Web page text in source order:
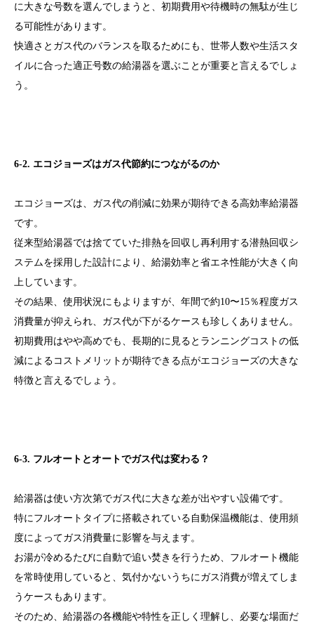
に大きな号数を選んでしまうと、初期費用や待機時の無駄が生じ
る可能性があります。
快適さとガス代のバランスを取るためにも、世帯人数や生活スタ
イルに合った適正号数の給湯器を選ぶことが重要と言えるでしょ
う。
6-2. エコジョーズはガス代節約につながるのか
エコジョーズは、ガス代の削減に効果が期待できる高効率給湯器
です。
従来型給湯器では捨てていた排熱を回収し再利用する潜熱回収シ
ステムを採用した設計により、給湯効率と省エネ性能が大きく向
上しています。
その結果、使用状況にもよりますが、年間で約10〜15％程度ガス
消費量が抑えられ、ガス代が下がるケースも珍しくありません。
初期費用はやや高めでも、長期的に見るとランニングコストの低
減によるコストメリットが期待できる点がエコジョーズの大きな
特徴と言えるでしょう。
6-3. フルオートとオートでガス代は変わる？
給湯器は使い方次第でガス代に大きな差が出やすい設備です。
特にフルオートタイプに搭載されている自動保温機能は、使用頻
度によってガス消費量に影響を与えます。
お湯が冷めるたびに自動で追い焚きを行うため、フルオート機能
を常時使用していると、気付かないうちにガス消費が増えてしま
うケースもあります。
そのため、給湯器の各機能や特性を正しく理解し、必要な場面だ